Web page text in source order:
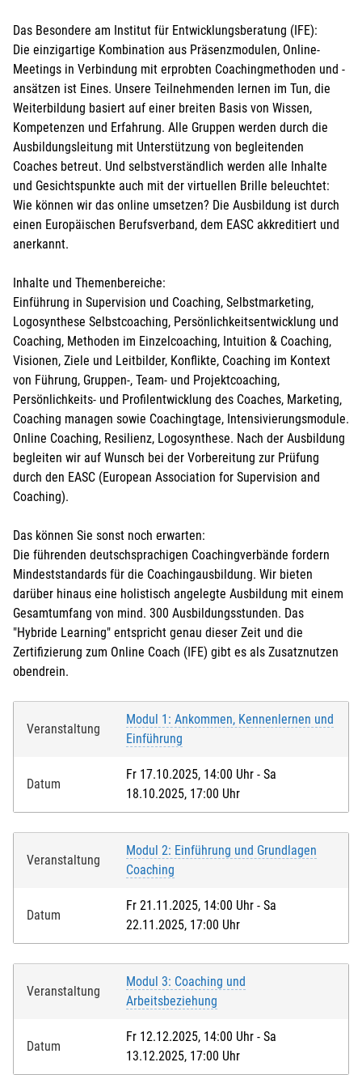
Das Besondere am Institut für Entwicklungsberatung (IFE):
Die einzigartige Kombination aus Präsenzmodulen, Online-
Meetings in Verbindung mit erprobten Coachingmethoden und -
ansätzen ist Eines. Unsere Teilnehmenden lernen im Tun, die
Weiterbildung basiert auf einer breiten Basis von Wissen,
Kompetenzen und Erfahrung. Alle Gruppen werden durch die
Ausbildungsleitung mit Unterstützung von begleitenden
Coaches betreut. Und selbstverständlich werden alle Inhalte
und Gesichtspunkte auch mit der virtuellen Brille beleuchtet:
Wie können wir das online umsetzen? Die Ausbildung ist durch
einen Europäischen Berufsverband, dem EASC akkreditiert und
anerkannt.
Inhalte und Themenbereiche:
Einführung in Supervision und Coaching, Selbstmarketing,
Logosynthese Selbstcoaching, Persönlichkeitsentwicklung und
Coaching, Methoden im Einzelcoaching, Intuition & Coaching,
Visionen, Ziele und Leitbilder, Konflikte, Coaching im Kontext
von Führung, Gruppen-, Team- und Projektcoaching,
Persönlichkeits- und Profilentwicklung des Coaches, Marketing,
Coaching managen sowie Coachingtage, Intensivierungsmodule.
Online Coaching, Resilienz, Logosynthese. Nach der Ausbildung
begleiten wir auf Wunsch bei der Vorbereitung zur Prüfung
durch den EASC (European Association for Supervision and
Coaching).
Das können Sie sonst noch erwarten:
Die führenden deutschsprachigen Coachingverbände fordern
Mindeststandards für die Coachingausbildung. Wir bieten
darüber hinaus eine holistisch angelegte Ausbildung mit einem
Gesamtumfang von mind. 300 Ausbildungsstunden. Das
"Hybride Learning" entspricht genau dieser Zeit und die
Zertifizierung zum Online Coach (IFE) gibt es als Zusatznutzen
obendrein.
Veranstaltung
Modul 1: Ankommen, Kennenlernen und
Einführung
Datum
Fr 17.10.2025, 14:00 Uhr - Sa
18.10.2025, 17:00 Uhr
Veranstaltung
Modul 2: Einführung und Grundlagen
Coaching
Datum
Fr 21.11.2025, 14:00 Uhr - Sa
22.11.2025, 17:00 Uhr
Veranstaltung
Modul 3: Coaching und
Arbeitsbeziehung
Datum
Fr 12.12.2025, 14:00 Uhr - Sa
13.12.2025, 17:00 Uhr